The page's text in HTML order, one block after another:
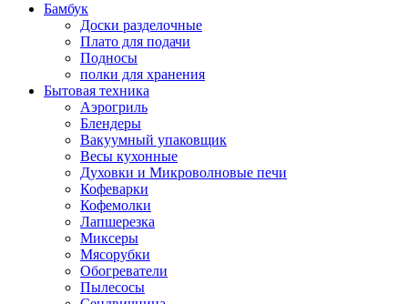
Бамбук
Доски разделочные
Плато для подачи
Подносы
полки для хранения
Бытовая техника
Аэрогриль
Блендеры
Вакуумный упаковщик
Весы кухонные
Духовки и Микроволновые печи
Кофеварки
Кофемолки
Лапшерезка
Миксеры
Мясорубки
Обогреватели
Пылесосы